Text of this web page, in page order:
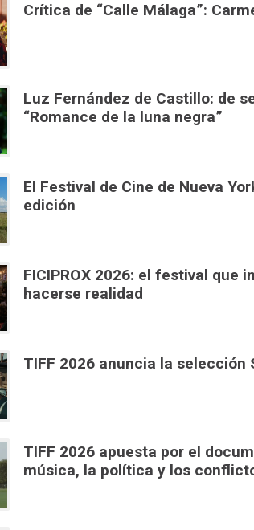
Crítica de “Calle Málaga”:
Luz Fernández de Castillo: de
“Romance de la luna negra”
El Festival de Cine de Nueva
edición
FICIPROX 2026: el festival que
hacerse realidad
TIFF 2026 anuncia la
TIFF 2026 apuesta por el
música, la política y los